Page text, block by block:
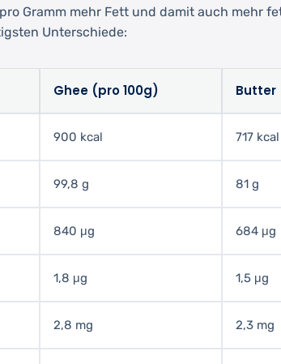
Gramm mehr Fett und damit auch mehr
Unterschiede:
Ghee (pro 100g) Butter
900 kcal 717 kcal
99,8 g 81 g
840 μg 684 μg
1,8 μg 1,5 μg
2,8 mg 2,3 mg